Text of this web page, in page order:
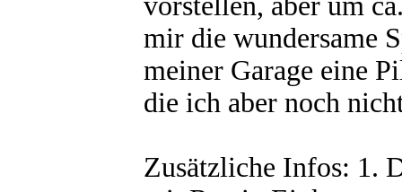
mir die wundersame
meiner Garage eine
die ich aber noch
Zusätzliche Infos: 1.